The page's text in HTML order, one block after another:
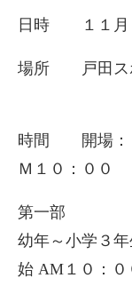
日時 １１月
場所 戸田ス
時間 開場：
Ｍ１０：００
第一部
幼年～小学
始 AM１０：０